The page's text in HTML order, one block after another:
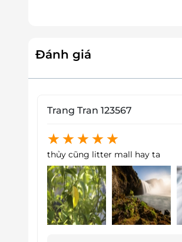
Tại đây, hình ảnh Cá Ông là
giúp du khách hiểu thêm về
Đến với thủy cung Lotte
bao la, cùng thiên nhiên
Đánh giá
Trang Tran 123567
thủy cũng litter mall hay ta